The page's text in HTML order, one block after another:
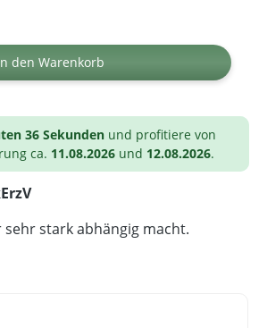
Wert ein oder
den Warenkorb
35 Sekunden und profitiere von
ca. 11.08.2026 und 12.08.2026.
stark abhängig macht.